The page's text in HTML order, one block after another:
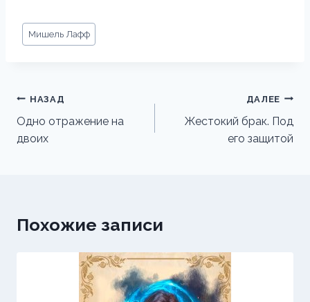
Метки
записи:
Мишель Лафф
Навигация
по
записям
НАЗАД
Одно отражение на
двоих
ДАЛЕЕ
Жестокий брак. Под
его защитой
Похожие записи